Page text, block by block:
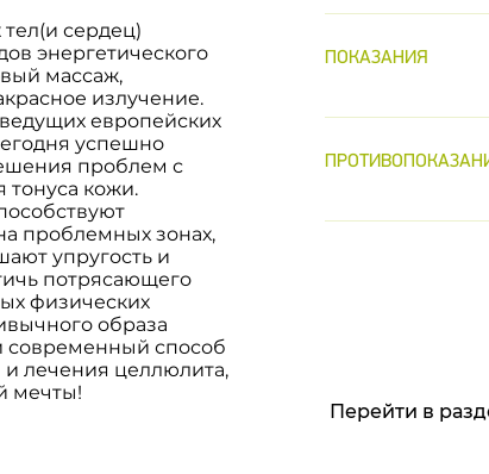
сердец)
энергетического
массаж,
излучение.
европейских
успешно
проблем с
кожи.
проблемных зонах,
упругость и
потрясающего
физических
образа
способ
лечения целлюлита,
мечты!
тонуса,
признаков
подобранный
Комфорт во
аппаратного
беременности и
ПОКАЗАНИЯ
Локальные
мышцах Слабый
Беременность
Перейти в